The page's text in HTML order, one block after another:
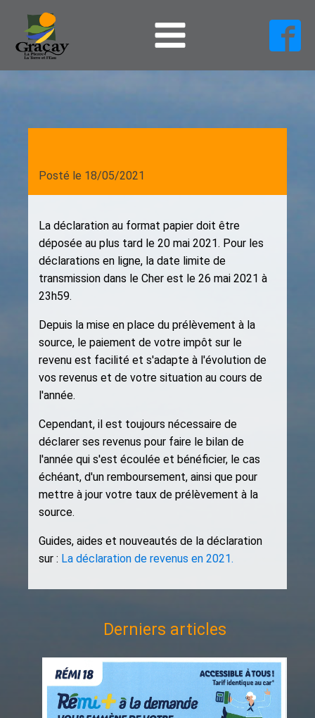
Posté le 18/05/2021
La déclaration au format papier doit être
déposée au plus tard le 20 mai 2021. Pour les
déclarations en ligne, la date limite de
transmission dans le Cher est le 26 mai 2021 à
23h59.
Depuis la mise en place du prélèvement à la
source, le paiement de votre impôt sur le
revenu est facilité et s'adapte à l'évolution de
vos revenus et de votre situation au cours de
l'année.
Cependant, il est toujours nécessaire de
déclarer ses revenus pour faire le bilan de
l'année qui s'est écoulée et bénéficier, le cas
échéant, d'un remboursement, ainsi que pour
mettre à jour votre taux de prélèvement à la
source.
Guides, aides et nouveautés de la déclaration
sur : La déclaration de revenus en 2021.
Derniers articles